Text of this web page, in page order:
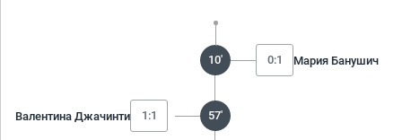
10' 0:1 Мария Банушич
Валентина Джачинти 1:1 57'